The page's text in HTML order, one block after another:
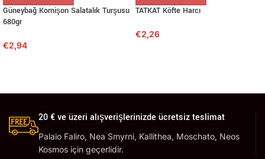
Güneybağ Kornişon Salatalık Turşusu
680gr
€2,94
TATKAT Köfte Harcı
€2,26
20 € ve üzeri alışverişlerinizde ücretsiz teslimat
Palaio Faliro, Nea Smyrni, Kallithea, Moschato, Neos
Kosmos için geçerlidir.